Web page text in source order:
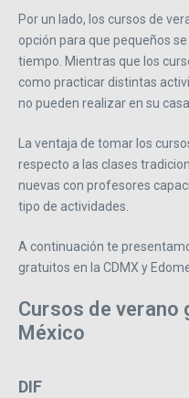
Por un lado, los cursos de
opción para que pequeños
tiempo. Mientras que los
como practicar distintas
no pueden realizar en su
La ventaja de tomar los
respecto a las clases
nuevas con profesores
tipo de actividades.
A continuación te
gratuitos en la CDMX y
Cursos de verano
México
DIF